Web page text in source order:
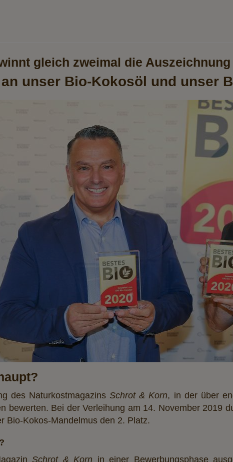
gleich zweimal die
unser Bio-Kokosöl und unser
des NaturkostmagazinsSchrot & Korn, in der über
bewerten. Bei der Verleihung am 14. November 2019
Bio-Kokos-Mandelmus den 2. Platz.
Schrot & Korn in einer Bewerbungsphase